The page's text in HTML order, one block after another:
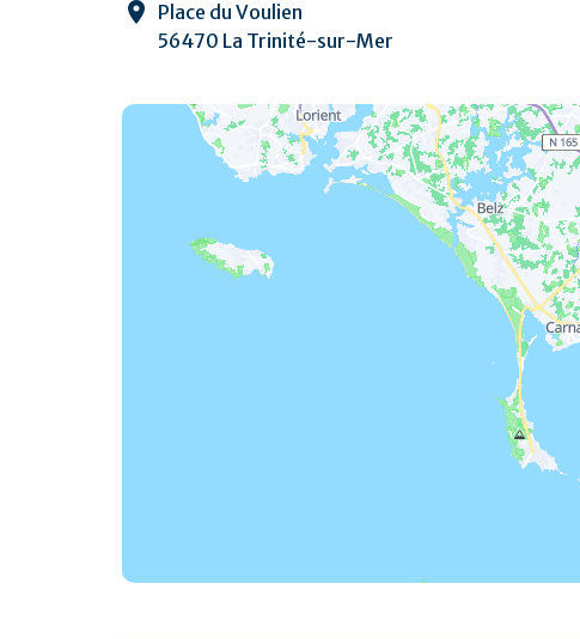
Place du Voulien
56470 La Trinité-sur-Mer